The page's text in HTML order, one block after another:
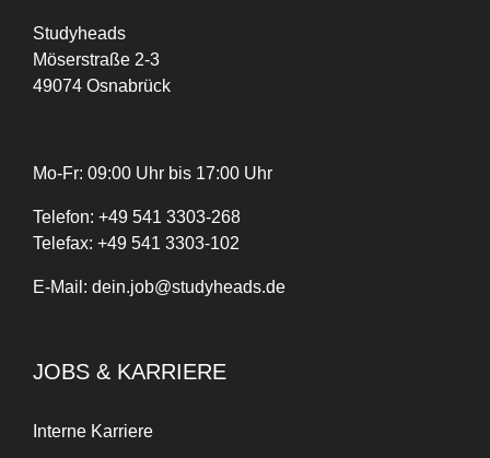
Studyheads
Möserstraße 2-3
49074 Osnabrück
Mo-Fr: 09:00 Uhr bis 17:00 Uhr
Telefon: +49 541 3303-268
Telefax: +49 541 3303-102
E-Mail: dein.job@studyheads.de
JOBS & KARRIERE
Interne Karriere